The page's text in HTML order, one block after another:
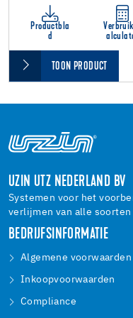
Productbla
d
TOON PRODUCT
UZIN UTZ NEDERLAND BV
Systemen voor het
verlijmen van alle soorten
BEDRIJFSINFORMATIE
Algemene voorwaarden
Inkoopvoorwaarden
Compliance